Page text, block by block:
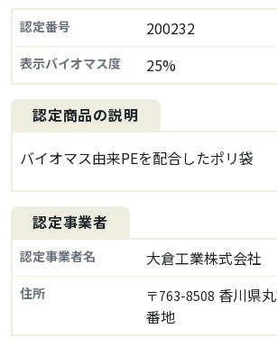
認定番号 200232
表示バイオマス度 25%
認定商品の説明
バイオマス由来PEを配合したポリ袋
認定事業者
認定事業者名 大倉工業株式会社
住所 〒763-8508 香川県
番地